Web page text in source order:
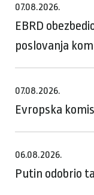
07.08.2026.
EBRD
poslovanja
07.08.2026.
Evropska
06.08.2026.
Putin odobrio